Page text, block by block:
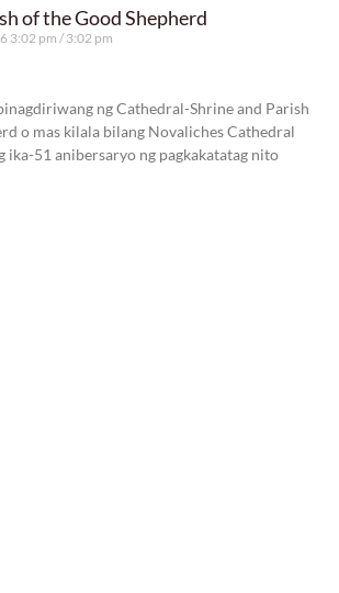
of the Good Shepherd
3:02 pm 3:02 pm
ng Cathedral-Shrine and Parish
o mas kilala bilang Novaliches Cathedral
ika-51 anibersaryo ng pagkakatatag nito